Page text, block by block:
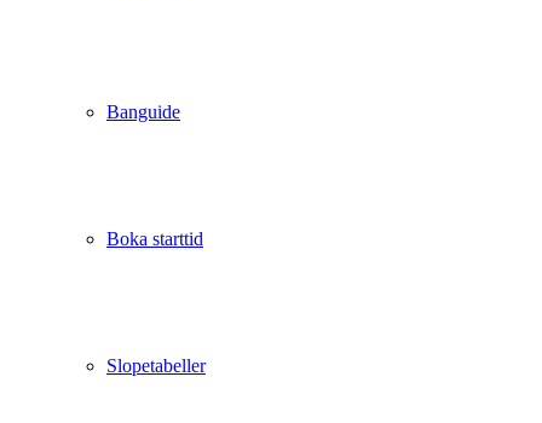
Banguide
Boka starttid
Slopetabeller